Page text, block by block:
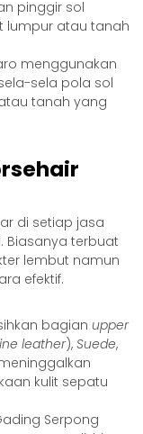
pinggir sol
lumpur atau tanah
menggunakan
sela pola sol
tanah yang
di setiap jasa
Biasanya terbuat
lembut namun
efektif.
bagian upper
leather), Suede,
kulit sepatu
Serpong